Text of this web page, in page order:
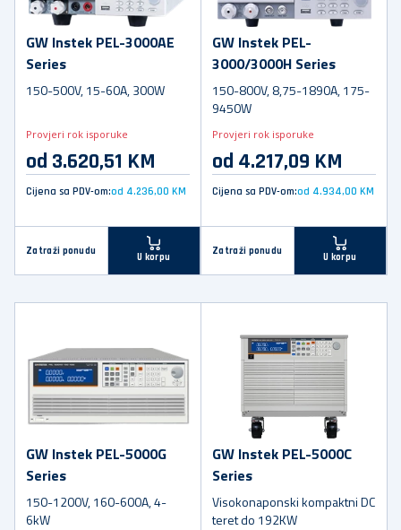
GW Instek PEL-3000AE
Series
150-500V, 15-60A, 300W
Provjeri rok isporuke
od 3.620,51 KM
Cijena sa PDV-om:od 4.236,00 KM
Zatraži ponudu
U korpu
GW Instek PEL-
3000/3000H Series
150-800V, 8,75-1890A, 175-
9450W
Provjeri rok isporuke
od 4.217,09 KM
Cijena sa PDV-om:od 4.934,00 KM
Zatraži ponudu
U korpu
GW Instek PEL-5000G
Series
150-1200V, 160-600A, 4-
6kW
GW Instek PEL-5000C
Series
Visokonaponski kompaktni DC
teret do 192KW